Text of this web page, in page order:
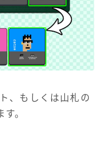
、もしくは山札の
。